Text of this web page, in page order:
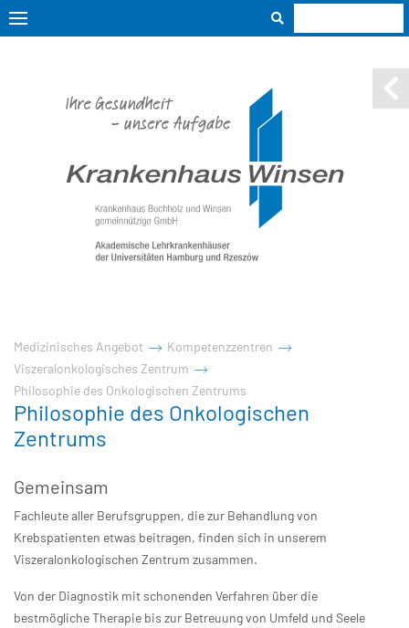
Medizinisches Angebot
Kompetenzzentren
Viszeralonkologisches Zentrum
Philosophie des Onkologischen Zentrums
Philosophie des Onkologischen
Zentrums
Gemeinsam
Fachleute aller Berufsgruppen, die zur Behandlung von
Krebspatienten etwas beitragen, finden sich in unserem
Viszeralonkologischen Zentrum zusammen.
Von der Diagnostik mit schonenden Verfahren über die
bestmögliche Therapie bis zur Betreuung von Umfeld und Seele